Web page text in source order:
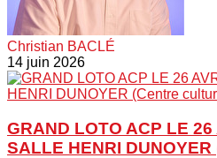
Christian BACLÉ
14 juin 2026
GRAND LOTO ACP LE
SALLE HENRI